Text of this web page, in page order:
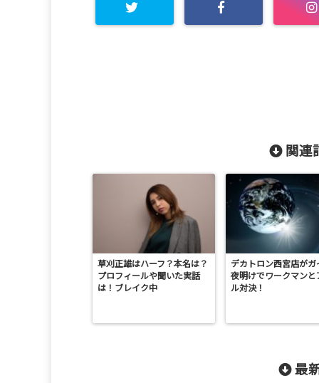
関連
草刈正雄はハーフ？本名は？
プロフィールや聞いた実話
は！ブレイク中
デカトロン西宮店がガ
夜明けでワークマンと
ル対決！
最